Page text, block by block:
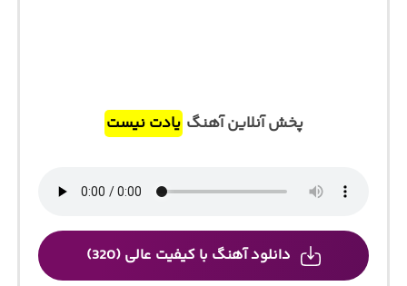
پخش آنلاین آهنگ یادت نیست
دانلود آهنگ با کیفیت عالی (320)